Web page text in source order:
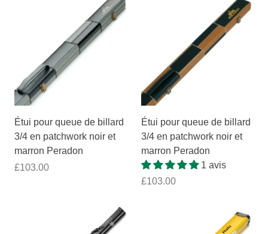
Étui pour queue de billard
3/4 en patchwork noir et
marron Peradon
£103.00
Étui pour queue de billard
3/4 en patchwork noir et
marron Peradon
1 avis
£103.00